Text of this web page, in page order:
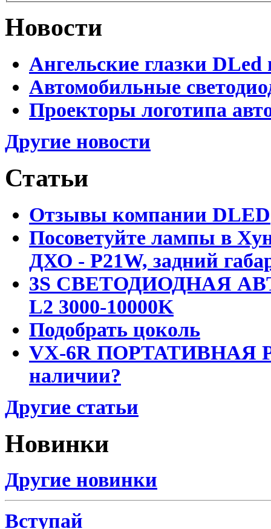
Новости
Ангельские глазки DLed
Автомобильные
Проекторы логотипа
Другие новости
Статьи
Отзывы компании DLED
Посоветуйте лампы в
ДХО - P21W, задний
3S СВЕТОДИОДНАЯ
L2 3000-10000K
Подобрать цоколь
VX-6R ПОРТАТИВНАЯ
наличии?
Другие статьи
Новинки
Другие новинки
Вступай